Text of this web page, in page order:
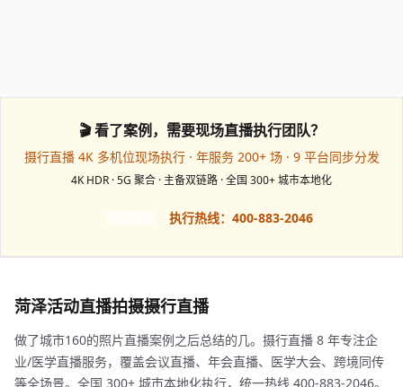
🎬 看了案例，需要现场直播执行团队？
摄行直播 4K 多机位现场执行 · 年服务 200+ 场 · 9 平台同步分发
4K HDR · 5G 聚合 · 主备双链路 · 全国 300+ 城市本地化
执行热线：400-883-2046
菏泽活动直播拍摄摄行直播
做了城市160的照片直播案例之后总结的几。摄行直播 8 年专注企
业/医学直播服务，覆盖会议直播、年会直播、医学大会、跨境同传
等全场景。全国 300+ 城市本地化执行，统一热线 400-883-2046。